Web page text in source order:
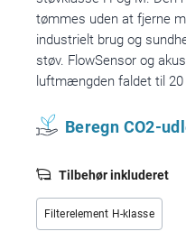
tømmes uden at fjerne
industrielt brug og
støv. FlowSensor og
luftmængden faldet til
Beregn CO2-
Tilbehør inkluderet
Filterelement H-klasse